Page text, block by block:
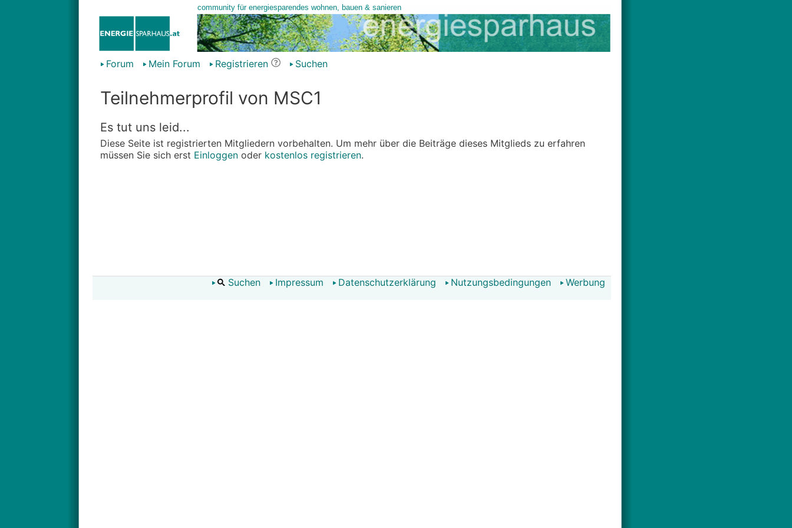
Forum Mein Forum Registrieren Suchen
Teilnehmerprofil von MSC1
Es tut uns leid...
Diese Seite ist registrierten Mitgliedern vorbehalten. Um mehr über die Beiträge dieses Mitglieds zu erfahren
müssen Sie sich erst Einloggenoder kostenlos registrieren.
Suchen Impressum Datenschutzerklärung Nutzungsbedingungen Werbung